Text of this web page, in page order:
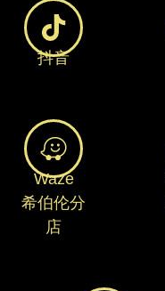
抖音
Waze
希伯伦分
店